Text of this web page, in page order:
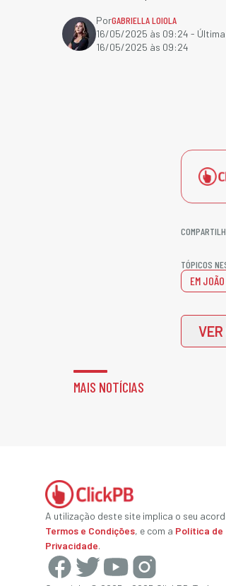
PorGABRIELLA LOIOLA
16/05/2025 às 09:24 -
16/05/2025 às 09:24
TÓPICOS
EM
MAIS NOTÍCIAS
A utilização deste site implica o seu
Termos e Condições, e com a Política de
Privacidade.